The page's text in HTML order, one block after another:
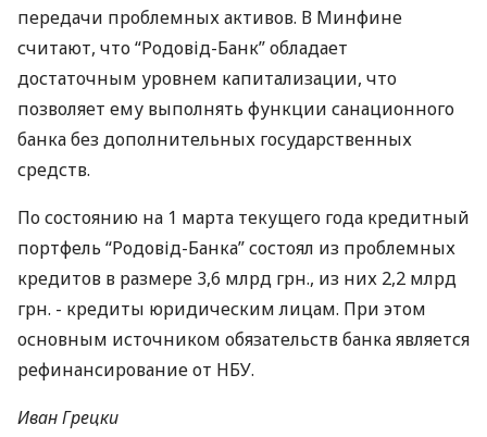
передачи проблемных активов. В Минфине
считают, что “Родовід-Банк” обладает
достаточным уровнем капитализации, что
позволяет ему выполнять функции санационного
банка без дополнительных государственных
средств.
По состоянию на 1 марта текущего года кредитный
портфель “Родовід-Банка” состоял из проблемных
кредитов в размере 3,6 млрд грн., из них 2,2 млрд
грн. - кредиты юридическим лицам. При этом
основным источником обязательств банка является
рефинансирование от НБУ.
Иван Грецки